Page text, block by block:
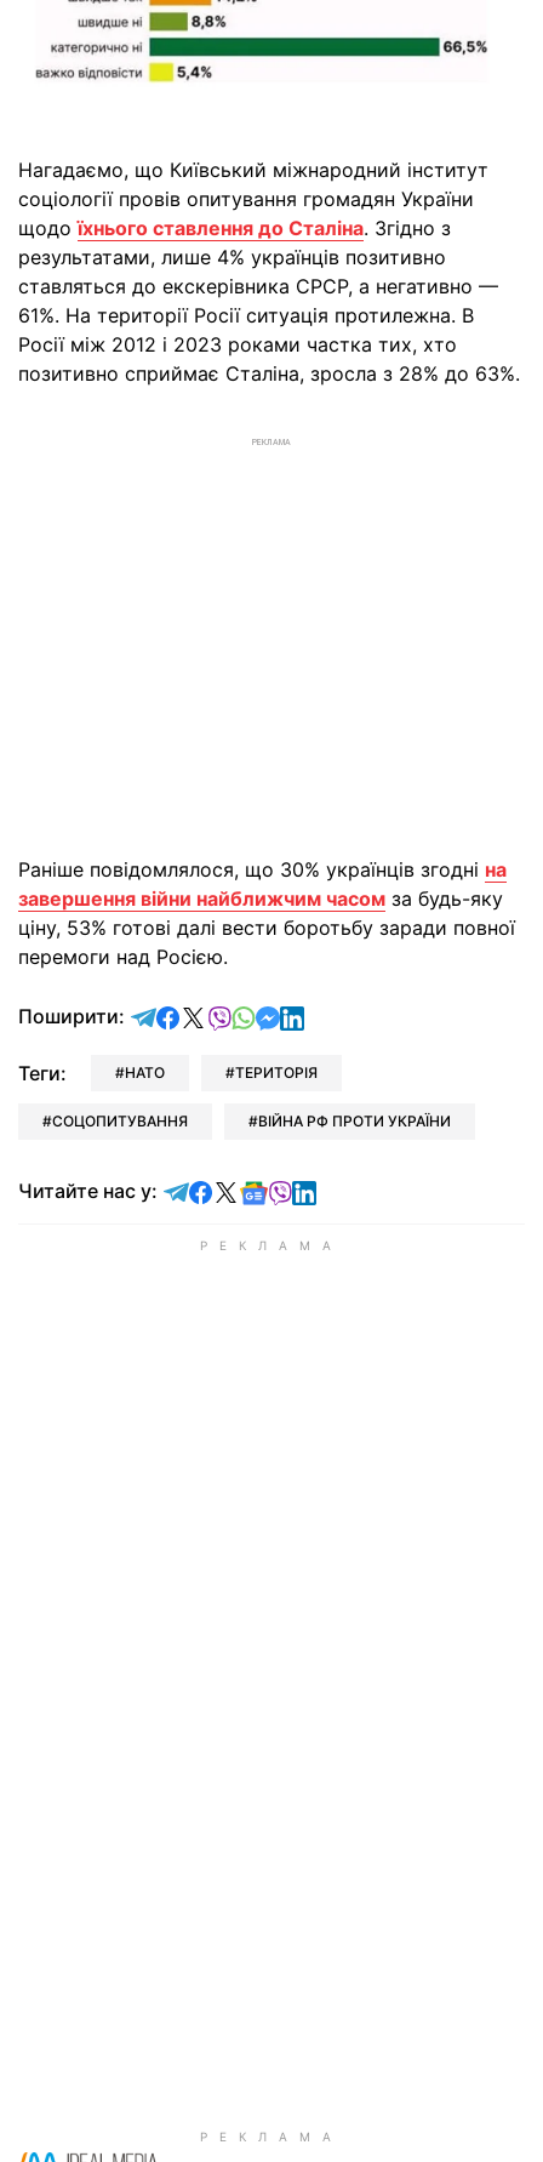
Нагадаємо, що Київський міжнародний інститут
соціології провів опитування громадян України
щодоїхнього ставлення до Сталіна. Згідно з
результатами, лише 4% українців позитивно
ставляться до екскерівника СРСР, а негативно —
61%. На території Росії ситуація протилежна. В
Росії між 2012 і 2023 роками частка тих, хто
позитивно сприймає Сталіна, зросла з 28% до 63%.
РЕКЛАМА
Раніше повідомлялося, що 30% українців згодні на
завершення війни найближчим часом за будь-яку
ціну, 53% готові далі вести боротьбу заради повної
перемоги над Росією.
Поширити: відправити у Telegram
поділитись у Facebook
поділитись у X
відправити у Viber
відправити у Whatsapp
відправити у Messenger
відправити у LinkedIn
Теги: НАТО ТЕРИТОРІЯ
СОЦОПИТУВАННЯ ВІЙНА РФ ПРОТИ УКРАЇНИ
Читайте нас у: Читайте у Telegram
Читайте у Facebook
Читайте у X
Читайте у Google news
Читайте у Viber
Читайте у LinkedIn